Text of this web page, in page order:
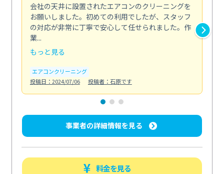
会社の天井に設置されたエアコンのクリーニングを
お願いしました。初めての利用でしたが、スタッフ
の対応が非常に丁寧で安心して任せられました。作
業...
もっと見る
エアコンクリーニング
投稿日：2024/07/06
投稿者：石原です
事業者の詳細情報を見る
料金を見る